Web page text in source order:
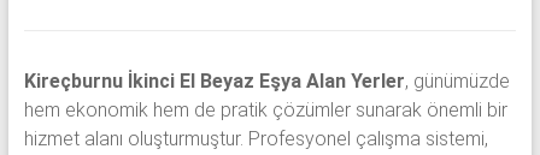
Kireçburnu İkinci El Beyaz Eşya Alan Yerler, günümüzde
hem ekonomik hem de pratik çözümler sunarak önemli bir
hizmet alanı oluşturmuştur. Profesyonel çalışma sistemi,